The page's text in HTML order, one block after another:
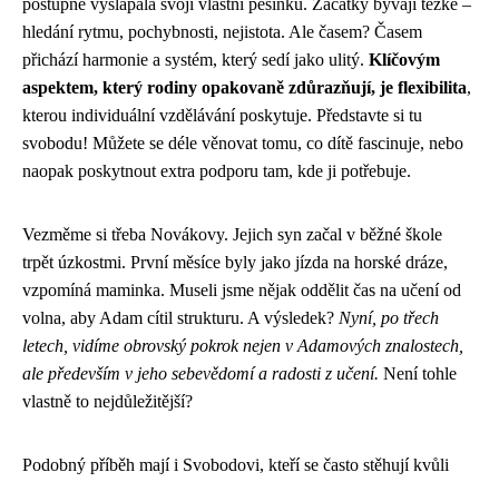
postupně vyšlapala svoji vlastní pěšinku. Začátky bývají těžké –
hledání rytmu, pochybnosti, nejistota. Ale časem? Časem
přichází harmonie a systém, který sedí jako ulitý. Klíčovým
aspektem, který rodiny opakovaně zdůrazňují, je flexibilita,
kterou individuální vzdělávání poskytuje. Představte si tu
svobodu! Můžete se déle věnovat tomu, co dítě fascinuje, nebo
naopak poskytnout extra podporu tam, kde ji potřebuje.
Vezměme si třeba Novákovy. Jejich syn začal v běžné škole
trpět úzkostmi. První měsíce byly jako jízda na horské dráze,
vzpomíná maminka. Museli jsme nějak oddělit čas na učení od
volna, aby Adam cítil strukturu. A výsledek? Nyní, po třech
letech, vidíme obrovský pokrok nejen v Adamových znalostech,
ale především v jeho sebevědomí a radosti z učení. Není tohle
vlastně to nejdůležitější?
Podobný příběh mají i Svobodovi, kteří se často stěhují kvůli